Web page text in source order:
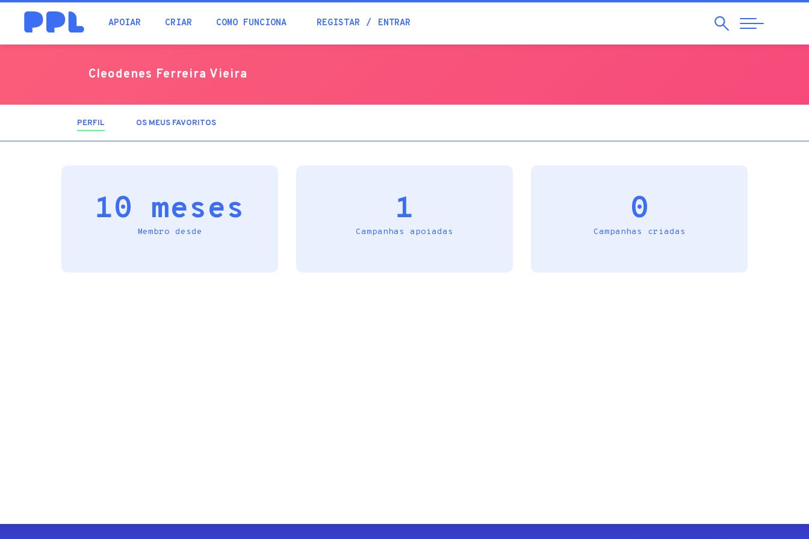
APOIAR CRIAR COMO FUNCIONA REGISTAR ENTRAR Pesquisar
Abrir
Navegação
procura
Cleodenes Ferreira Vieira
PERFIL (SEPARADOROS MEUS FAVORITOS
10 meses
Membro desde
1
Campanhas apoiadas
0
Campanhas criadas